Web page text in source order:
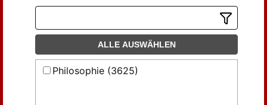
ALLE AUSWÄHLEN
Philosophie (3625)